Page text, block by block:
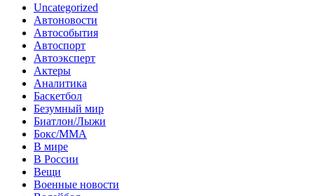
Uncategorized
Автоновости
Автособытия
Автоспорт
Автоэксперт
Актеры
Аналитика
Баскетбол
Безумный мир
Биатлон/Лыжи
Бокс/MMA
В мире
В России
Вещи
Военные новости